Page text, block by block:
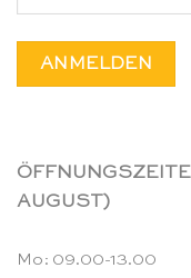
AUGUST)
Mo: 09.00-13.00